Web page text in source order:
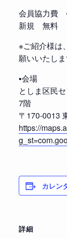
会員協力費
新規 無料
※ご紹介様は
願いいたしま
▪️会場
としま区民
7階
〒170-0013
https://
カレン
詳細